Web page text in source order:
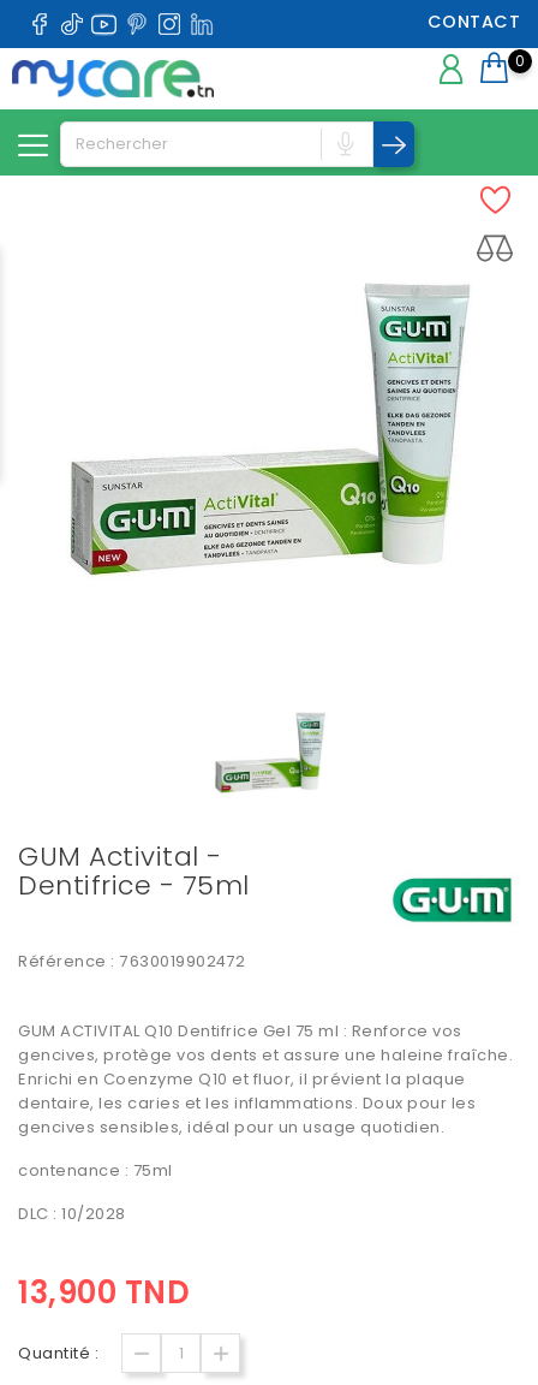
CONTACT
0
GUM Activital -
Dentifrice - 75ml
Référence : 7630019902472
GUM ACTIVITAL Q10 Dentifrice Gel 75 ml : Renforce vos
gencives, protège vos dents et assure une haleine fraîche.
Enrichi en Coenzyme Q10 et fluor, il prévient la plaque
dentaire, les caries et les inflammations. Doux pour les
gencives sensibles, idéal pour un usage quotidien.
contenance : 75ml
DLC : 10/2028
13,900 TND
Quantité :